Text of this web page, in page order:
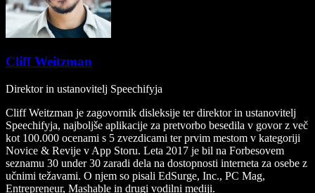
Cliff Weitzman
Direktor in ustanovitelj Speechifyja
Cliff Weitzman je zagovornik disleksije ter direktor in ustanovitelj
Speechifyja, najboljše aplikacije za pretvorbo besedila v govor z več
kot 100.000 ocenami s 5 zvezdicami ter prvim mestom v kategoriji
Novice & Revije v App Storu. Leta 2017 je bil na Forbesovem
seznamu 30 under 30 zaradi dela na dostopnosti interneta za osebe z
učnimi težavami. O njem so pisali EdSurge, Inc., PC Mag,
Entrepreneur, Mashable in drugi vodilni mediji.